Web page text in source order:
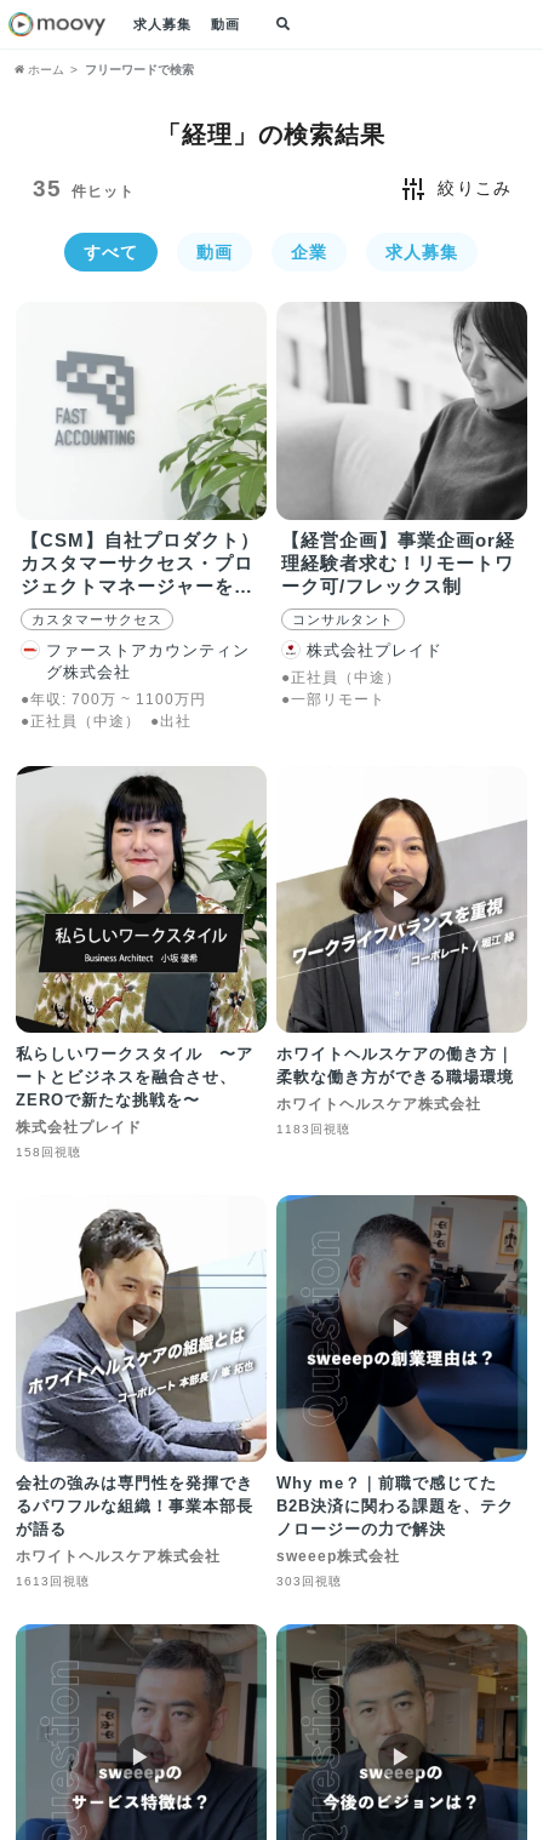
求人募集 動画
ホーム フリーワードで検索
「経理」の検索結果
35 件ヒット 絞りこみ
すべて 動画 企業 求人募集
【CSM】自社プロダクト）
カスタマーサクセス・プロ
ジェクトマネージャーを募
集！
カスタマーサクセス
ファーストアカウンティン
グ株式会社
●年収:700万 ~ 1100万 円
●正社員（中途）
●出社
【経営企画】事業企画or経
理経験者求む！リモートワ
ーク可/フレックス制
コンサルタント
株式会社プレイド
●正社員（中途）
●一部リモート
▶︎
私らしいワークスタイル 〜ア
ートとビジネスを融合させ、
ZEROで新たな挑戦を〜
株式会社プレイド
158回視聴
▶︎
ホワイトヘルスケアの働き方｜
柔軟な働き方ができる職場環境
ホワイトヘルスケア株式会社
1183回視聴
▶︎
会社の強みは専門性を発揮でき
るパワフルな組織！事業本部長
が語る
ホワイトヘルスケア株式会社
1613回視聴
▶︎
Why me？｜前職で感じてた
B2B決済に関わる課題を、テク
ノロージーの力で解決
sweeep株式会社
303回視聴
▶︎ ▶︎